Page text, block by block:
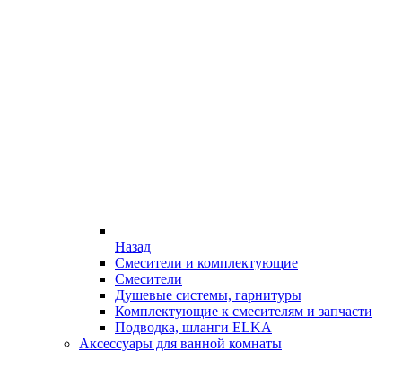
Назад
Смесители и комплектующие
Смесители
Душевые системы, гарнитуры
Комплектующие к смесителям и запчасти
Подводка, шланги ELKA
Аксессуары для ванной комнаты